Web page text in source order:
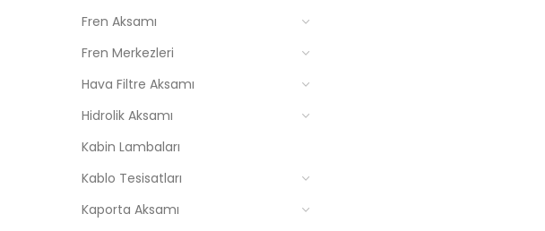
Fren Aksamı
Fren Merkezleri
Hava Filtre Aksamı
Hidrolik Aksamı
Kabin Lambaları
Kablo Tesisatları
Kaporta Aksamı